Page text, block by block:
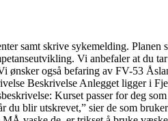
samt skrive sykemelding.
Vi anbefaler at du
ønsker også befaring av FV-53
Beskrivelse Anlegget ligger i
Kurset passer for deg
blir utskrevet,” sier de som